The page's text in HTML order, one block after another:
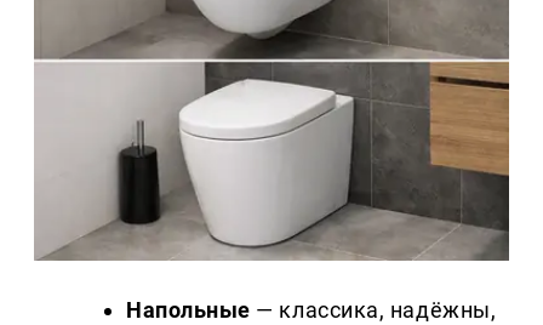
Напольные — классика, надёжны,